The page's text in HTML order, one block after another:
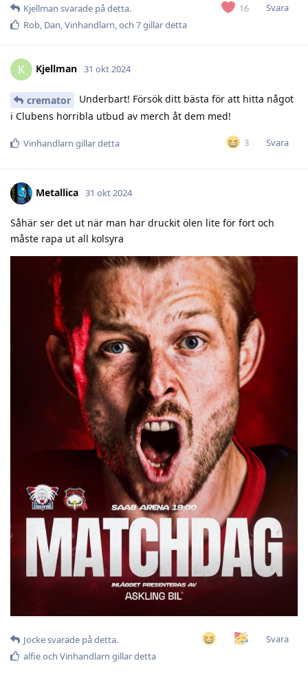
16 Svara
Kjellman svarade på detta.
Rob, Dan,Vinhandlarn, och 7gillar detta
K Kjellman 31 okt 2024
cremator
Underbart! Försök ditt bästa för att hitta något
i Clubens horribla utbud av merch åt dem med!
3 Svara
Vinhandlarn gillar detta
Metallica 31 okt 2024
Såhär ser det ut när man har druckit ölen lite för fort och
måste rapa ut all kolsyra
Svara
Jockesvarade på detta.
alfieoch Vinhandlarn gillar detta